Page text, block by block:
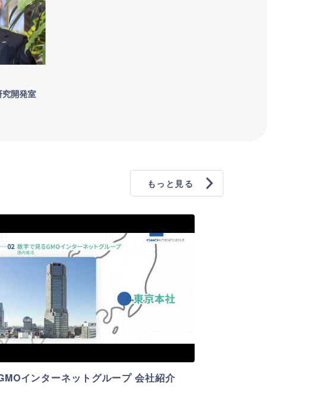
開発室
もっと見る
インターネットグループ 会社紹介
や、
！
です。
知や、
。
参照ください。
る場合は
注意ください。
届くようになります。